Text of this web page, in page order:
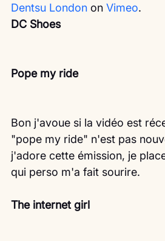
Dentsu London on Vimeo.
DC Shoes
Pope my ride
Bon j'avoue si la vidéo est
"pope my ride" n'est pas
j'adore cette émission, je
qui perso m'a fait sourire.
The internet girl